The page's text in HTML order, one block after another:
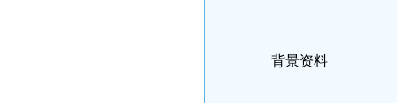
背景资料